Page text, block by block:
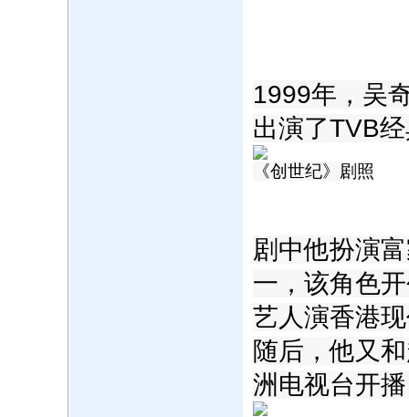
‍1999年，吴
出演了TVB
《创世纪》剧照
剧中他扮演
一，该角色
艺人演香港
随后，他又
洲电视台开